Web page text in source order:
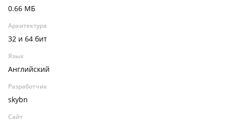
0.66 МБ
Архитектура
32 и 64 бит
Язык
Английский
Разработчик
skybn
Сайт